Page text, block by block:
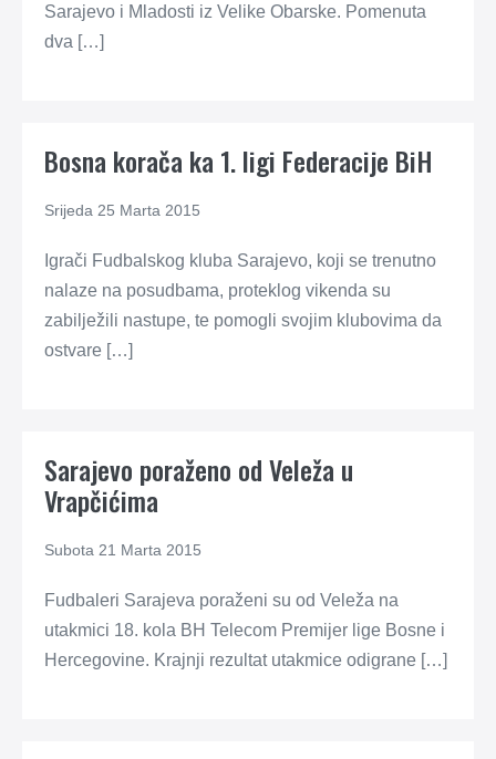
Sarajevo i Mladosti iz Velike Obarske. Pomenuta
dva […]
Bosna korača ka 1. ligi Federacije BiH
Srijeda 25 Marta 2015
Igrači Fudbalskog kluba Sarajevo, koji se trenutno
nalaze na posudbama, proteklog vikenda su
zabilježili nastupe, te pomogli svojim klubovima da
ostvare […]
Sarajevo poraženo od Veleža u
Vrapčićima
Subota 21 Marta 2015
Fudbaleri Sarajeva poraženi su od Veleža na
utakmici 18. kola BH Telecom Premijer lige Bosne i
Hercegovine. Krajnji rezultat utakmice odigrane […]